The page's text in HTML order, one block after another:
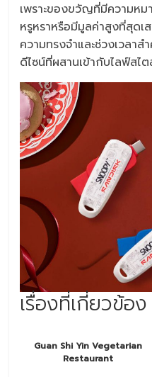
เพราะของขวัญที่มีความห
หรูหราหรือมีมูลค่าสูงที่สุด
ความทรงจำและช่วงเวลา
ดีไซน์ที่ผสานเข้ากับไลฟ์สไ
เรื่องที่เกี่ยวข้อ
Guan Shi Yin Vegetarian
Restaurant